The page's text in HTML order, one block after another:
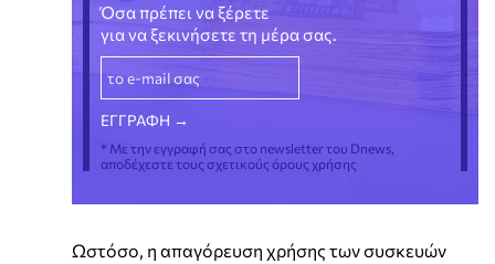
Όσα πρέπει να ξέρετε
για να ξεκινήσετε τη μέρα σας.
* Με την εγγραφή σας στο newsletter του Dnews,
αποδέχεστε τους σχετικούς όρους χρήσης
Ωστόσο, η απαγόρευση χρήσης των συσκευών